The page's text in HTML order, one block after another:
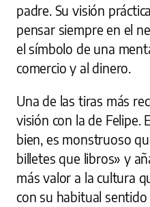
padre. Su visión
pensar siempre en el
el símbolo de una
comercio y al dinero.
Una de las tiras más
visión con la de Felipe.
bien, es monstruoso
billetes que libros» y
más valor a la cultura
con su habitual